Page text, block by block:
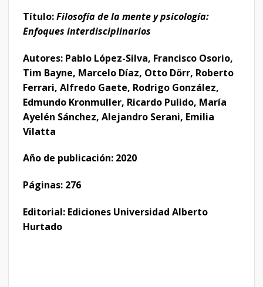
Título:Filosofía de la mente y psicología:
Enfoques interdisciplinarios
Autores: Pablo López-Silva, Francisco Osorio,
Tim Bayne, Marcelo Díaz, Otto Dörr, Roberto
Ferrari, Alfredo Gaete, Rodrigo González,
Edmundo Kronmuller, Ricardo Pulido, María
Ayelén Sánchez, Alejandro Serani, Emilia
Vilatta
Año de publicación: 2020
Páginas: 276
Editorial: Ediciones Universidad Alberto
Hurtado